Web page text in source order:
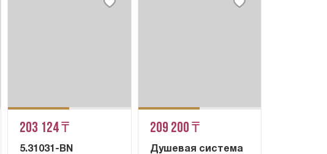
203 124 ₸
5.31031-BN
209 200 ₸
Душевая система